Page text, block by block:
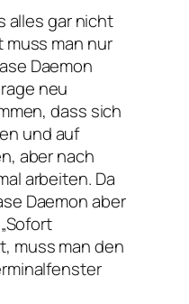
alles gar nicht
man nur
Daemon
neu
dass sich
und auf
aber nach
arbeiten. Da
Daemon aber
muss man den